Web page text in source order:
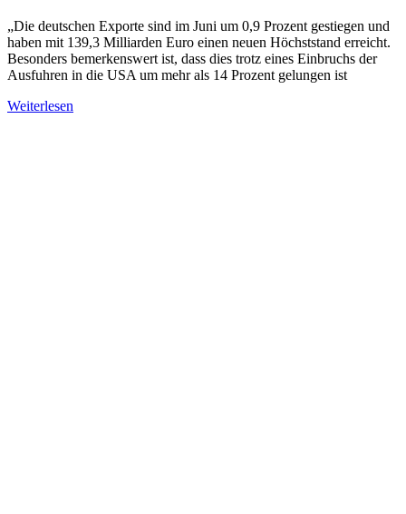
„Die deutschen Exporte sind im Juni um 0,9 Prozent gestiegen und
haben mit 139,3 Milliarden Euro einen neuen Höchststand erreicht.
Besonders bemerkenswert ist, dass dies trotz eines Einbruchs der
Ausfuhren in die USA um mehr als 14 Prozent gelungen ist
Weiterlesen